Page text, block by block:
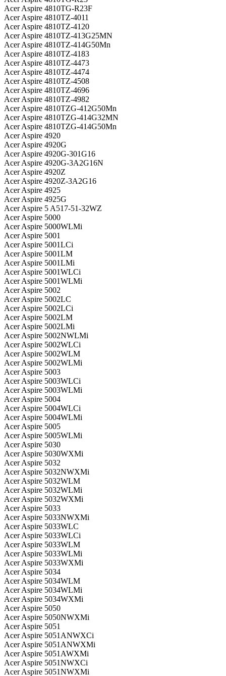
Acer Aspire 4810TG-R23F
Acer Aspire 4810TZ-4011
Acer Aspire 4810TZ-4120
Acer Aspire 4810TZ-413G25MN
Acer Aspire 4810TZ-414G50Mn
Acer Aspire 4810TZ-4183
Acer Aspire 4810TZ-4473
Acer Aspire 4810TZ-4474
Acer Aspire 4810TZ-4508
Acer Aspire 4810TZ-4696
Acer Aspire 4810TZ-4982
Acer Aspire 4810TZG-412G50Mn
Acer Aspire 4810TZG-414G32MN
Acer Aspire 4810TZG-414G50Mn
Acer Aspire 4920
Acer Aspire 4920G
Acer Aspire 4920G-301G16
Acer Aspire 4920G-3A2G16N
Acer Aspire 4920Z
Acer Aspire 4920Z-3A2G16
Acer Aspire 4925
Acer Aspire 4925G
Acer Aspire 5 A517-51-32WZ
Acer Aspire 5000
Acer Aspire 5000WLMi
Acer Aspire 5001
Acer Aspire 5001LCi
Acer Aspire 5001LM
Acer Aspire 5001LMi
Acer Aspire 5001WLCi
Acer Aspire 5001WLMi
Acer Aspire 5002
Acer Aspire 5002LC
Acer Aspire 5002LCi
Acer Aspire 5002LM
Acer Aspire 5002LMi
Acer Aspire 5002NWLMi
Acer Aspire 5002WLCi
Acer Aspire 5002WLM
Acer Aspire 5002WLMi
Acer Aspire 5003
Acer Aspire 5003WLCi
Acer Aspire 5003WLMi
Acer Aspire 5004
Acer Aspire 5004WLCi
Acer Aspire 5004WLMi
Acer Aspire 5005
Acer Aspire 5005WLMi
Acer Aspire 5030
Acer Aspire 5030WXMi
Acer Aspire 5032
Acer Aspire 5032NWXMi
Acer Aspire 5032WLM
Acer Aspire 5032WLMi
Acer Aspire 5032WXMi
Acer Aspire 5033
Acer Aspire 5033NWXMi
Acer Aspire 5033WLC
Acer Aspire 5033WLCi
Acer Aspire 5033WLM
Acer Aspire 5033WLMi
Acer Aspire 5033WXMi
Acer Aspire 5034
Acer Aspire 5034WLM
Acer Aspire 5034WLMi
Acer Aspire 5034WXMi
Acer Aspire 5050
Acer Aspire 5050NWXMi
Acer Aspire 5051
Acer Aspire 5051ANWXCi
Acer Aspire 5051ANWXMi
Acer Aspire 5051AWXMi
Acer Aspire 5051NWXCi
Acer Aspire 5051NWXMi